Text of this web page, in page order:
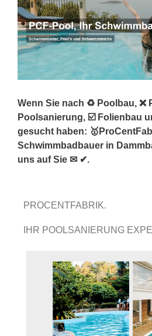
Wenn Sie nach ♻ Poolbau,
Poolsanierung, ☑️ Folienbau
gesucht haben:
Schwimmbadbauer in
uns auf Sie ✉ ✔.
PROCENTFABRIK.
IHR POOLSANIERUNG